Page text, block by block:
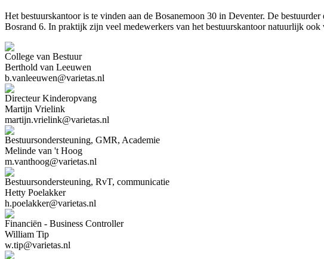
Het bestuurskantoor is te vinden aan de Bosanemoon 30 in Deventer. De
Bosrand 6. In praktijk zijn veel medewerkers van het bestuurskantoor natuurlijk
College van Bestuur
Berthold van Leeuwen
b.vanleeuwen@varietas.nl
Directeur Kinderopvang
Martijn Vrielink
martijn.vrielink@varietas.nl
Bestuursondersteuning, GMR, Academie
Melinde van 't Hoog
m.vanthoog@varietas.nl
Bestuursondersteuning, RvT, communicatie
Hetty Poelakker
h.poelakker@varietas.nl
Financiën - Business Controller
William Tip
w.tip@varietas.nl